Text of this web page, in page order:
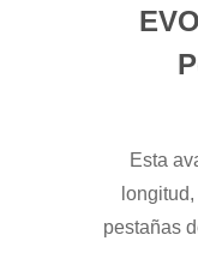
Esta
pestañas